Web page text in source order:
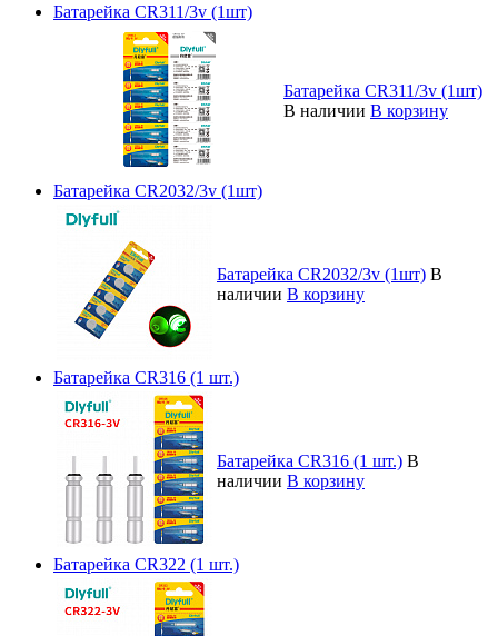
Батарейка CR311/3v (1шт)
Батарейка CR311/3v (1шт)
В наличии В корзину
Батарейка CR2032/3v (1шт)
Батарейка CR2032/3v (1шт) В
наличии В корзину
Батарейка CR316 (1 шт.)
Батарейка CR316 (1 шт.) В
наличии В корзину
Батарейка CR322 (1 шт.)